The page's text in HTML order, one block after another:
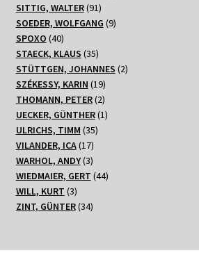
SITTIG, WALTER 9191
Produkte
SOEDER, WOLFGANG 99
SPOXO 4040
Produkte
STAECK, KLAUS 3535
Produkte
STÜTTGEN, JOHANNES 22
SZÉKESSY, KARIN 1919
Produkte
THOMANN, PETER 22
Produkte
UECKER, GÜNTHER 11
ULRICHS, TIMM 3535
VILANDER, ICA 1717
Produkte
WARHOL, ANDY 33
Produkte
WIEDMAIER, GERT 4444
WILL, KURT 33
Produkte
ZINT, GÜNTER 3434